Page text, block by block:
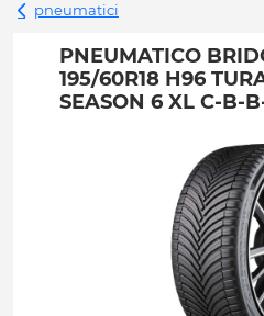
pneumatici
PNEUMATICO
195/60R18 H96
SEASON 6 XL C-B-